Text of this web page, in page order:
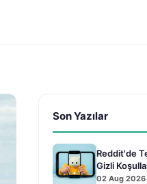
Son Yazılar
Reddit'de
Gizli
02 Aug 2026